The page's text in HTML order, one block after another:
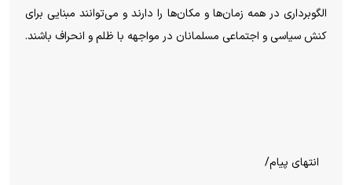
الگوبرداری در همه زمان‌ها و مکان‌ها را دارند و می‌توانند مبنایی برای
کنش سیاسی و اجتماعی مسلمانان در مواجهه با ظلم و انحراف باشند.
انتهای پیام/